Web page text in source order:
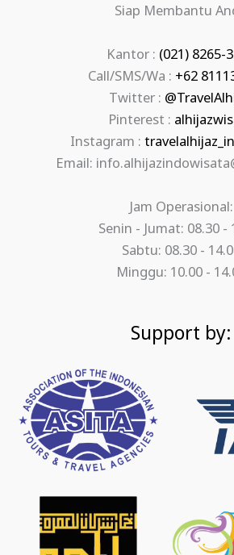
Siap Membantu
Kantor : (021) 8265-
Call/SMS/Wa : +62
Twitter :
Pinterest :
Instagram :
Email:
Jam Operasional:
Senin - Jumat: 08.30 -
Sabtu: 08.30 -
Minggu: 10.00 -
Support by: